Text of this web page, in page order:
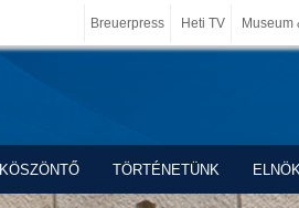
Breuerpress Heti TV Museum
KÖSZÖNTŐ TÖRTÉNETÜNK